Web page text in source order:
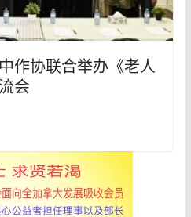
作协联合举办《老人
会